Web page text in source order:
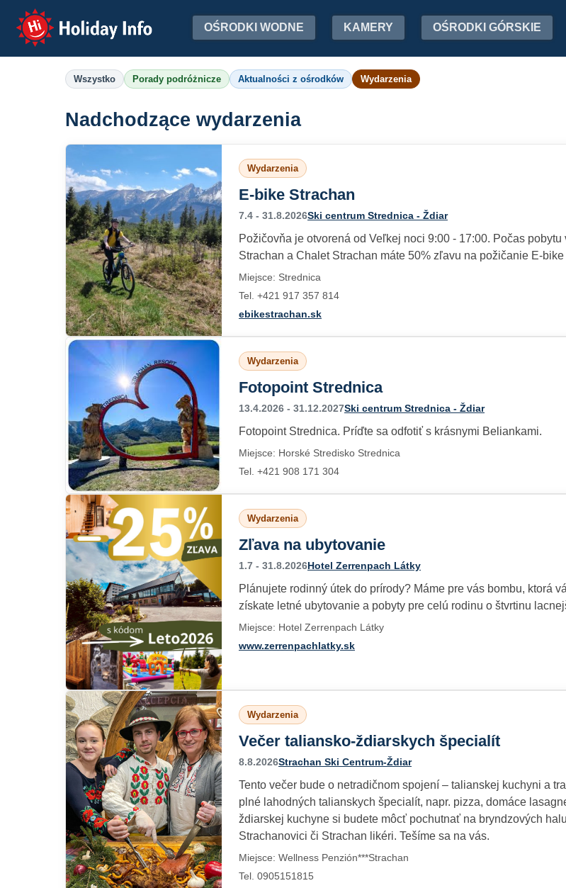
Holiday Info OŚRODKI WODNE KAMERY OŚRODKI GÓRSKIE
Wszystko Porady podróżnicze Aktualności z ośrodków Wydarzenia
Nadchodzące wydarzenia
Wydarzenia
E-bike Strachan
7.4 - 31.8.2026Ski centrum Strednica - Ždiar
Požičovňa je otvorená od Veľkej noci 9:00 - 17:00. Počas
Strachan a Chalet Strachan máte 50% zľavu na požičanie E-
Miejsce: Strednica
Tel. +421 917 357 814
ebikestrachan.sk
Wydarzenia
Fotopoint Strednica
13.4.2026 - 31.12.2027Ski centrum Strednica - Ždiar
Fotopoint Strednica. Príďte sa odfotiť s krásnymi Beliankami.
Miejsce: Horské Stredisko Strednica
Tel. +421 908 171 304
Wydarzenia
Zľava na ubytovanie
1.7 - 31.8.2026Hotel Zerrenpach Látky
Plánujete rodinný útek do prírody? Máme pre vás bombu, ktorá
získate letné ubytovanie a pobyty pre celú rodinu o štvrtinu
Miejsce: Hotel Zerrenpach Látky
www.zerrenpachlatky.sk
Wydarzenia
Večer taliansko-ždiarskych špecialít
8.8.2026Strachan Ski Centrum-Ždiar
Tento večer bude o netradičnom spojení – talianskej kuchyni a
plné lahodných talianskych špecialít, napr. pizza, domáce
ždiarskej kuchyne si budete môcť pochutnať na bryndzových
Strachanovici či Strachan likéri. Tešíme sa na vás.
Miejsce: Wellness Penzión***Strachan
Tel. 0905151815